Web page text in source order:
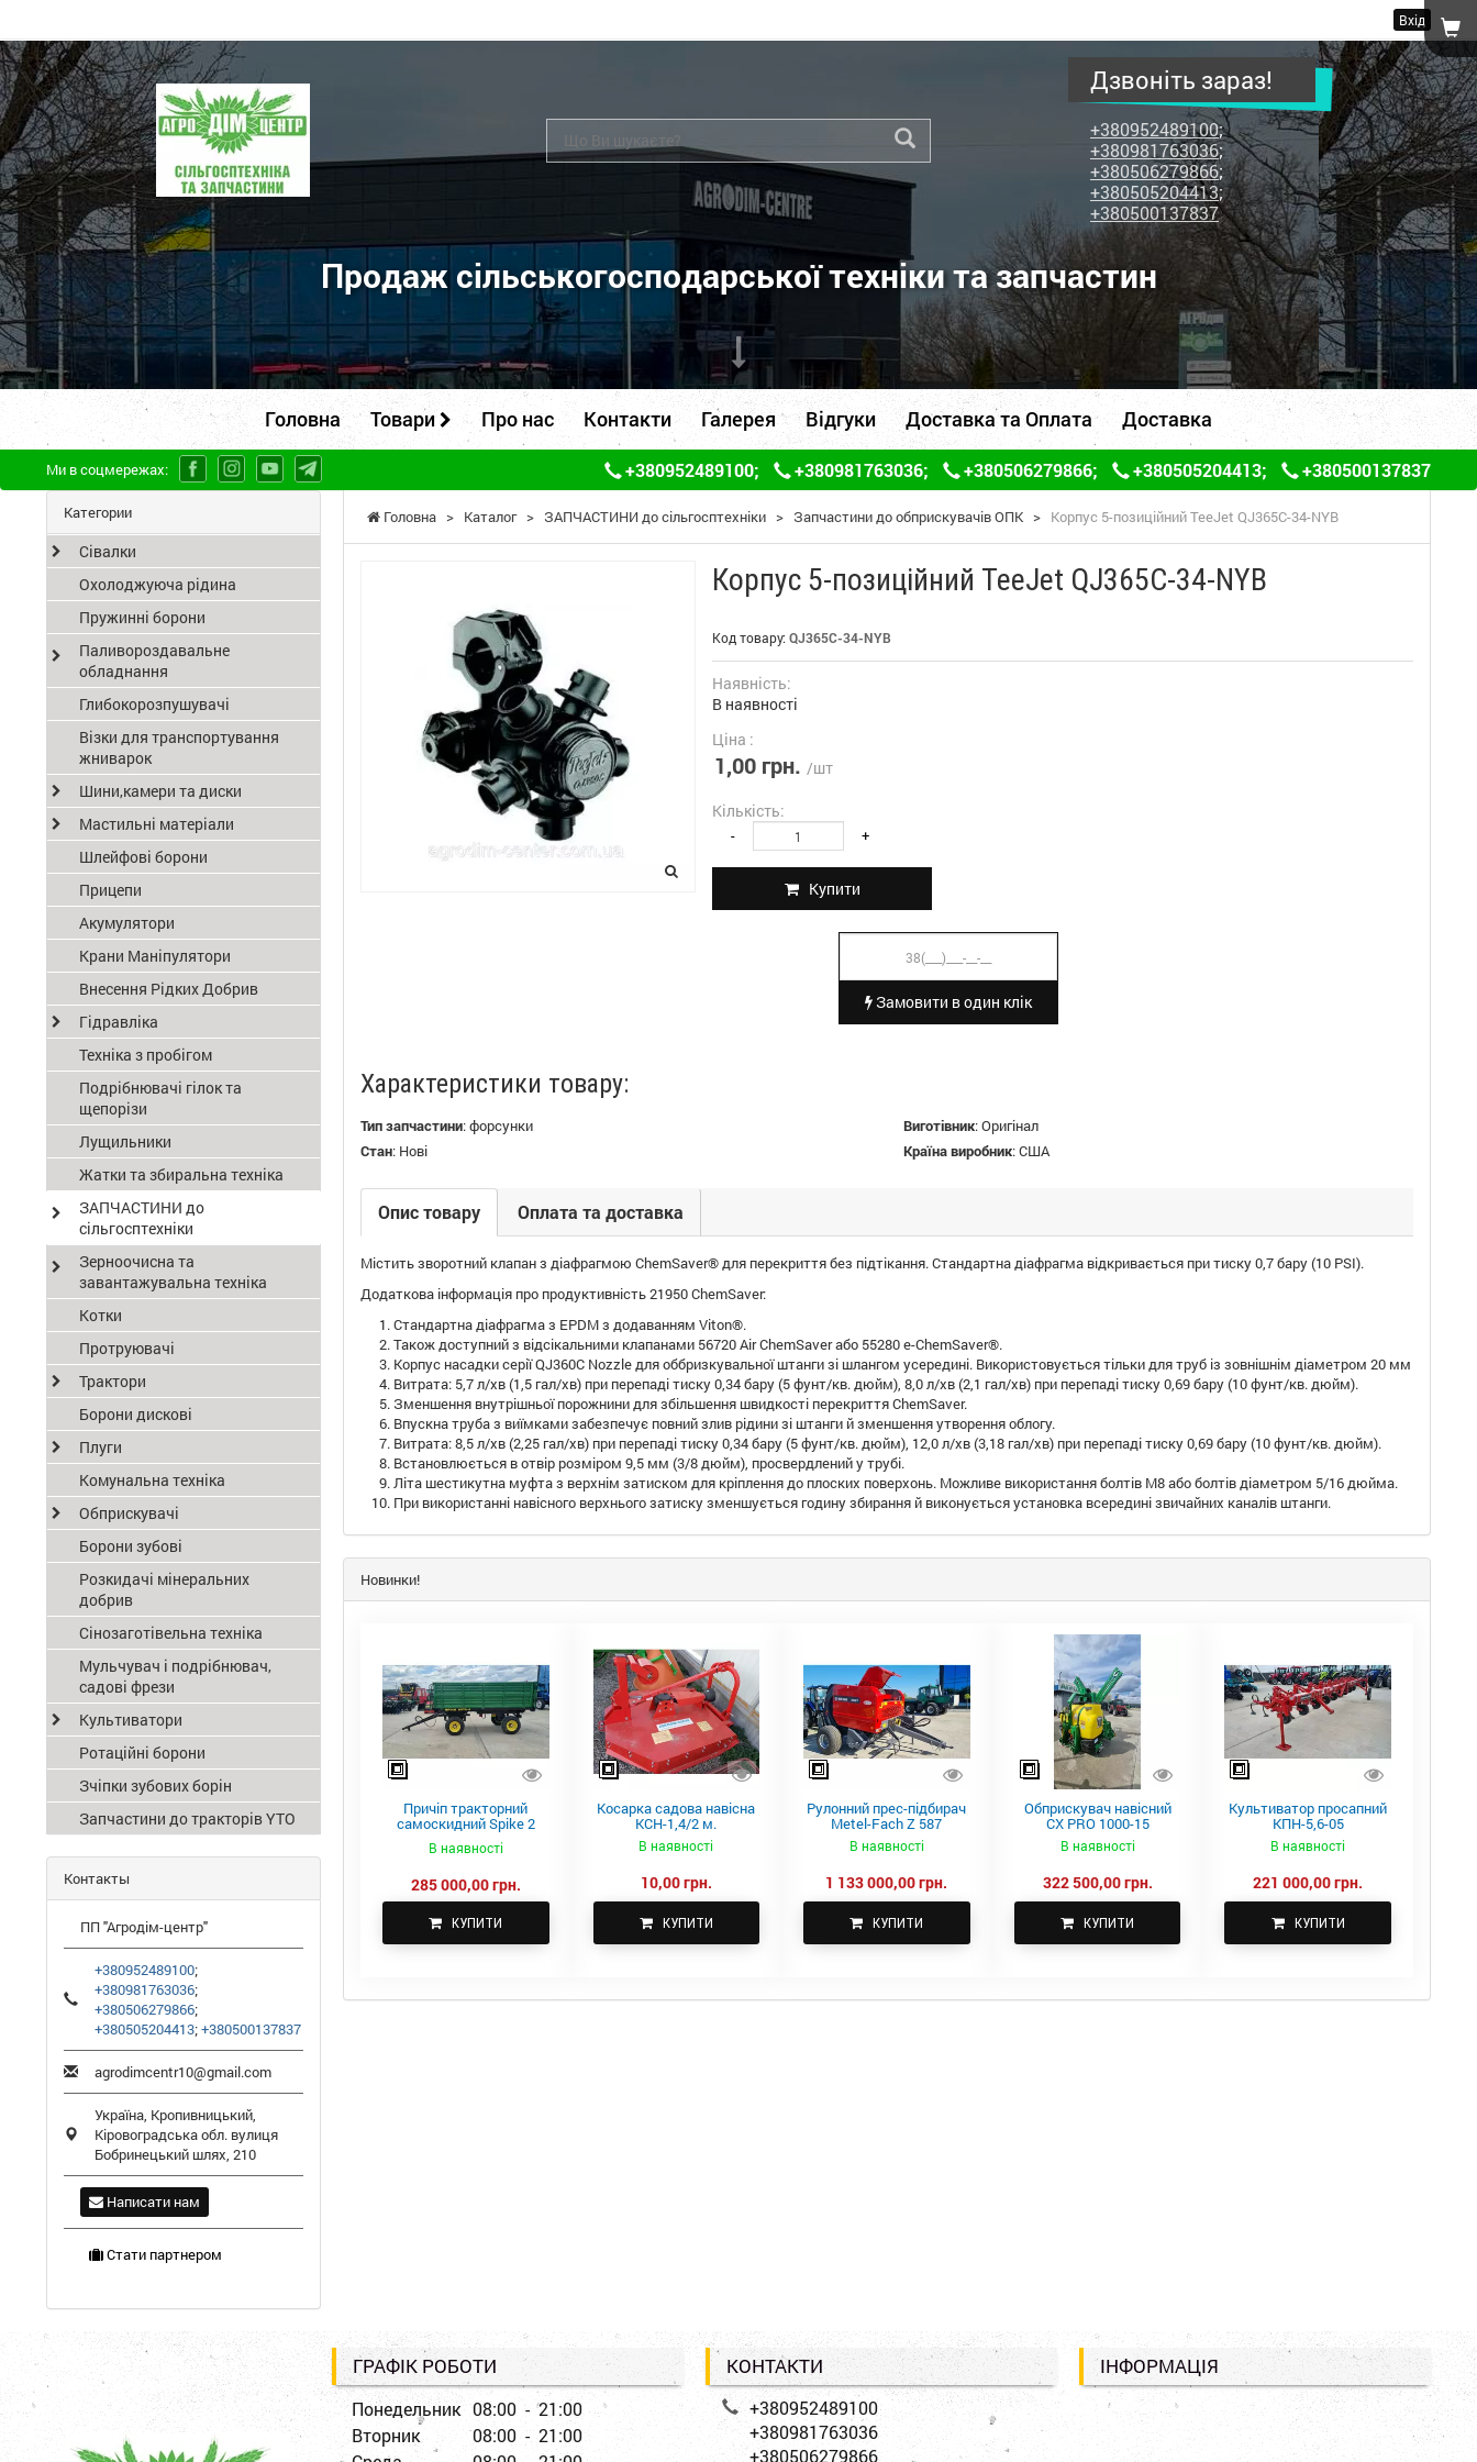
Вхід
ПП
"Агродім-
центр"
-
продаж
сільськогосподарської
техніки
та
запчастин
Дзвоніть зараз!
+380952489100;
+380981763036;
+380506279866;
+380505204413;
+380500137837
Продаж сільськогосподарської техніки та запчастин
Головна Товари Про нас Контакти Галерея Відгуки Доставка та Оплата Доставка
Ми в соцмережах: +380952489100; +380981763036; +380506279866; +380505204413; +380500137837
Головна > Каталог > ЗАПЧАСТИНИ до сільгосптехніки > Запчастини до обприскувачів ОПК > Корпус 5-позиційний TeeJet QJ365С-34-NYB
Корпус 5-позиційний TeeJet QJ365С-34-NYB
Код товару: QJ365С-34-NYB
Наявність:
В наявності
Ціна :
1,00 грн. /шт
Кількість:
- +
Купити
Замовити в один клік
Характеристики товару:
Тип запчастини:форсунки Виготівник:Оригінал
Стан: Нові Країна виробник:США
Опис товару Оплата та доставка
Містить зворотний клапан з діафрагмою ChemSaver® для перекриття без підтікання. Стандартна діафрагма відкривається при тиску 0,7 бару (10 PSI).
Додаткова інформація про продуктивність 21950 ChemSaver:
Стандартна діафрагма з EPDM з додаванням Viton®.
Також доступний з відсікальними клапанами 56720 Air ChemSaver або 55280 e-ChemSaver®.
Корпус насадки серії QJ360C Nozzle для оббризкувальної штанги зі шлангом усередині. Використовується тільки для труб із зовнішнім діаметром 20 мм
Витрата: 5,7 л/хв (1,5 гал/хв) при перепаді тиску 0,34 бару (5 фунт/кв. дюйм), 8,0 л/хв (2,1 гал/хв) при перепаді тиску 0,69 бару (10 фунт/кв. дюйм).
Зменшення внутрішньої порожнини для збільшення швидкості перекриття ChemSaver.
Впускна труба з виїмками забезпечує повний злив рідини зі штанги й зменшення утворення облогу.
Витрата: 8,5 л/хв (2,25 гал/хв) при перепаді тиску 0,34 бару (5 фунт/кв. дюйм), 12,0 л/хв (3,18 гал/хв) при перепаді тиску 0,69 бару (10 фунт/кв. дюйм).
Встановлюється в отвір розміром 9,5 мм (3/8 дюйм), просвердлений у трубі.
Літа шестикутна муфта з верхнім затиском для кріплення до плоских поверхонь. Можливе використання болтів M8 або болтів діаметром 5/16 дюйма.
При використанні навісного верхнього затиску зменшується годину збирання й виконується установка всередині звичайних каналів штанги.
Новинки!
Причіп тракторний
самоскидний Spike 2
В наявності
285 000,00 грн.
КУПИТИ
Косарка садова навісна
КСН-1,4/2 м.
В наявності
10,00 грн.
КУПИТИ
Рулонний прес-підбирач
Metel-Fach Z 587
В наявності
1 133 000,00 грн.
КУПИТИ
Обприскувач навісний
CX PRO 1000-15
В наявності
322 500,00 грн.
КУПИТИ
Культиватор просапний
КПН-5,6-05
В наявності
221 000,00 грн.
КУПИТИ
Категории
Сівалки
Охолоджуюча рідина
Пружинні борони
Паливороздавальне
обладнання
Глибокорозпушувачі
Візки для транспортування
жниварок
Шини,камери та диски
Мастильні матеріали
Шлейфові борони
Прицепи
Акумулятори
Крани Маніпулятори
Внесення Рідких Добрив
Гідравліка
Техніка з пробігом
Подрібнювачі гілок та
щепорізи
Лущильники
Жатки та збиральна техніка
ЗАПЧАСТИНИ до
сільгосптехніки
Зерноочисна та
завантажувальна техніка
Котки
Протруювачі
Трактори
Борони дискові
Плуги
Комунальна техніка
Обприскувачі
Борони зубові
Розкидачі мінеральних
добрив
Сінозаготівельна техніка
Мульчувач і подрібнювач,
садові фрези
Культиватори
Ротаційні борони
Зчіпки зубових борін
Запчастини до тракторів YTO
Контакты
ПП "Агродім-центр"
+380952489100;
+380981763036;
+380506279866;
+380505204413;+380500137837
agrodimcentr10@gmail.com
Україна, Кропивницький,
Кіровоградська обл. вулиця
Бобринецький шлях, 210
Написати нам
Стати партнером
ГРАФІК РОБОТИ
Понедельник 08:00 - 21:00
Вторник
08:00 - 21:00
КОНТАКТИ
+380952489100
+380981763036
+380506279866
ІНФОРМАЦІЯ